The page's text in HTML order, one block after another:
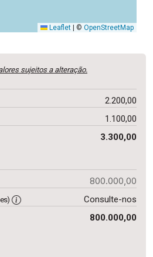
Leaflet © OpenStreetMap
sujeitos a alteração.
2.200,00
1.100,00
3.300,00
800.000,00
Consulte-nos
800.000,00